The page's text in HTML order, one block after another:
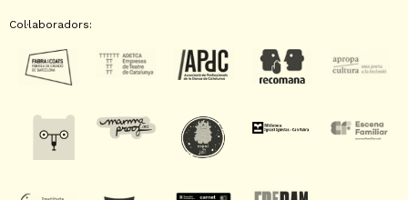
Col·laboradors: